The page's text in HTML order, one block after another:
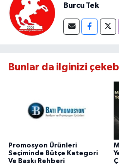
Burcu Tek
Bunlar da ilginizi
Promosyon Ürünleri
Seçiminde Bütçe Kategori
Ve Baskı Rehberi